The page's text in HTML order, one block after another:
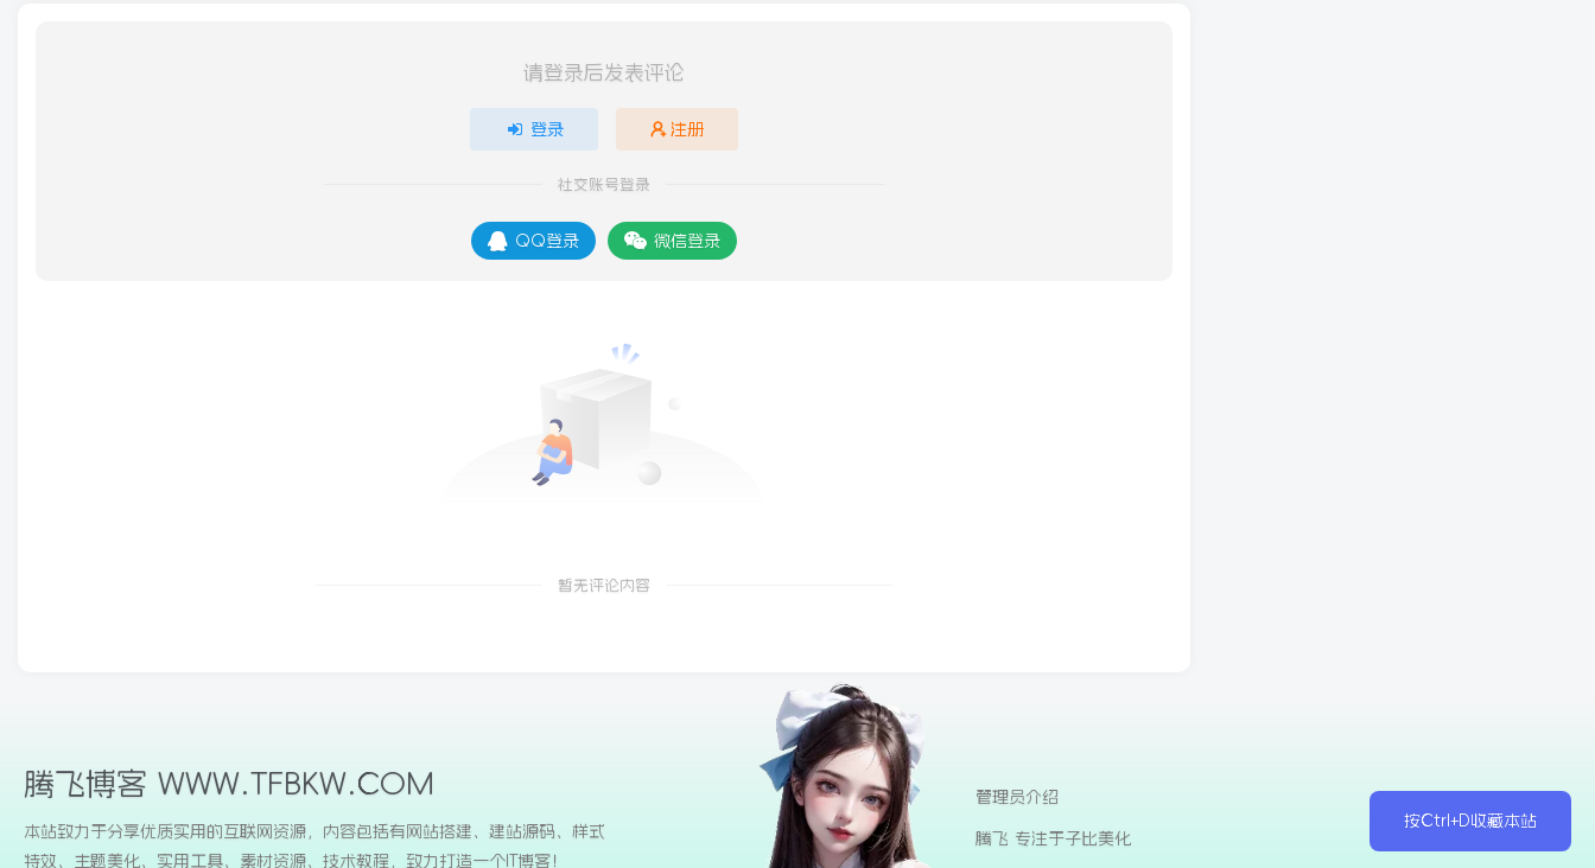
请登录后发表评论
登录 注册
社交账号登录
QQ登录 微信登录
暂无评论内容
腾飞博客 WWW.TFBKW.COM
本站致力于分享优质实用的互联网资源，内容包括有网站搭建、建站源码、样式
特效、主题美化、实用工具、素材资源、技术教程，致力打造一个IT博客！
按Ctrl+D收藏本站
管理员介绍
腾飞 专注于子比美化